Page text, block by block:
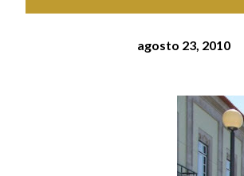
agosto 23, 2010